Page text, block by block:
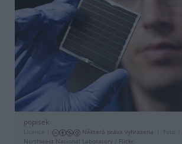
popisek
Licence | Některá práva vyhrazena Foto |
Northwest National Laboratory
Flickr